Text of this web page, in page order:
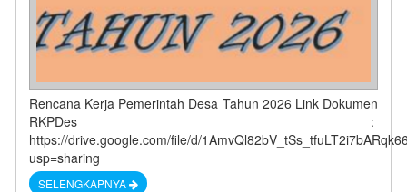
Rencana Kerja Pemerintah Desa Tahun 2026 Link Dokumen
RKPDes :
https://drive.google.com/file/d/
usp=sharing
SELENGKAPNYA